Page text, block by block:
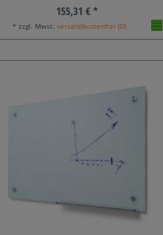
155,31 € *
* zzgl. Mwst.versandkostenfrei (D)